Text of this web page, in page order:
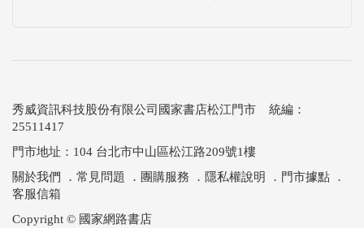
動駕駛與車載娛樂等面向上的規劃；另一方面，晶片
與零組件業者也不惶多讓，藉由擴大在汽車產品上的
布局，尋求國際汽車產業廠商之發展合作機會，爭取
未來幾年潛力龐大的商機。不論新舊廠商都將在汽車
設計及軟體服務上，做更積極的變化，新世代車廠已
秀威資訊科技股份有限公司國家書店松江門市 統編：
25511417
門市地址：104 台北市中山區松江路209號1樓
關於我們
． 常見問題 ． 團購服務 ． 隱私權說明 ． 門市據點 ．
客服信箱
Copyright © 國家網路書店